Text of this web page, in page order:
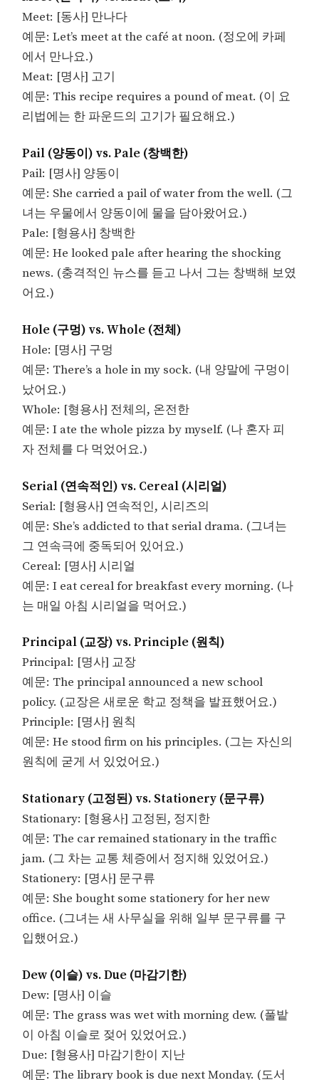
Meet: [동사] 만나다
예문: Let’s meet at the café at noon. (정오에 카페
에서 만나요.)
Meat: [명사] 고기
예문: This recipe requires a pound of meat. (이 요
리법에는 한 파운드의 고기가 필요해요.)
Pail (양동이) vs. Pale (창백한)
Pail: [명사] 양동이
예문: She carried a pail of water from the well. (그
녀는 우물에서 양동이에 물을 담아왔어요.)
Pale: [형용사] 창백한
예문: He looked pale after hearing the shocking
news. (충격적인 뉴스를 듣고 나서 그는 창백해 보였
어요.)
Hole (구멍) vs. Whole (전체)
Hole: [명사] 구멍
예문: There’s a hole in my sock. (내 양말에 구멍이
났어요.)
Whole: [형용사] 전체의, 온전한
예문: I ate the whole pizza by myself. (나 혼자 피
자 전체를 다 먹었어요.)
Serial (연속적인) vs. Cereal (시리얼)
Serial: [형용사] 연속적인, 시리즈의
예문: She’s addicted to that serial drama. (그녀는
그 연속극에 중독되어 있어요.)
Cereal: [명사] 시리얼
예문: I eat cereal for breakfast every morning. (나
는 매일 아침 시리얼을 먹어요.)
Principal (교장) vs. Principle (원칙)
Principal: [명사] 교장
예문: The principal announced a new school
policy. (교장은 새로운 학교 정책을 발표했어요.)
Principle: [명사] 원칙
예문: He stood firm on his principles. (그는 자신의
원칙에 굳게 서 있었어요.)
Stationary (고정된) vs. Stationery (문구류)
Stationary: [형용사] 고정된, 정지한
예문: The car remained stationary in the traffic
jam. (그 차는 교통 체증에서 정지해 있었어요.)
Stationery: [명사] 문구류
예문: She bought some stationery for her new
office. (그녀는 새 사무실을 위해 일부 문구류를 구
입했어요.)
Dew (이슬) vs. Due (마감기한)
Dew: [명사] 이슬
예문: The grass was wet with morning dew. (풀밭
이 아침 이슬로 젖어 있었어요.)
Due: [형용사] 마감기한이 지난
예문: The library book is due next Monday. (도서